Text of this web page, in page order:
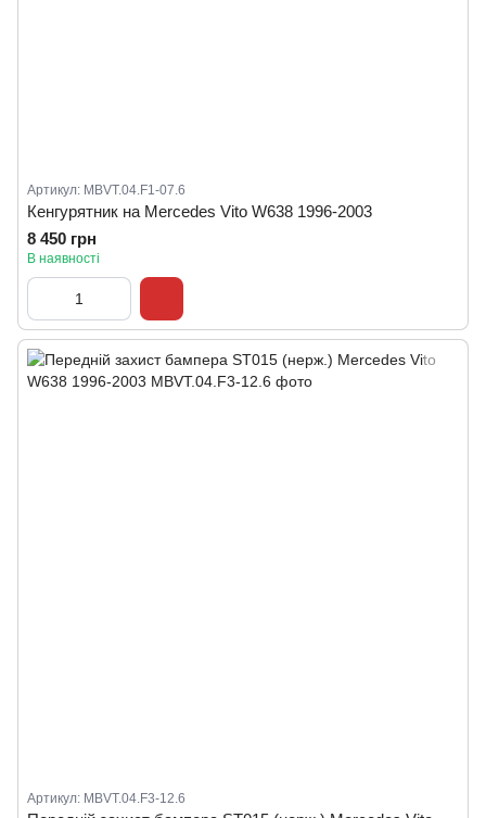
Артикул: MBVT.04.F1-07.6
Кенгурятник на Mercedes Vito W638 1996-2003
8 450 грн
В наявності
Артикул: MBVT.04.F3-12.6